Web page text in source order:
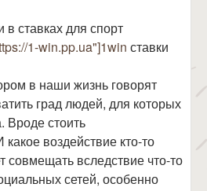
ставках для спорт
1-win.pp.ua"]1win ставки
в наши жизнь говорят
град людей, для которых
Вроде стоить
воздействие кто-то
совмещать вследствие что-то
сетей, особенно